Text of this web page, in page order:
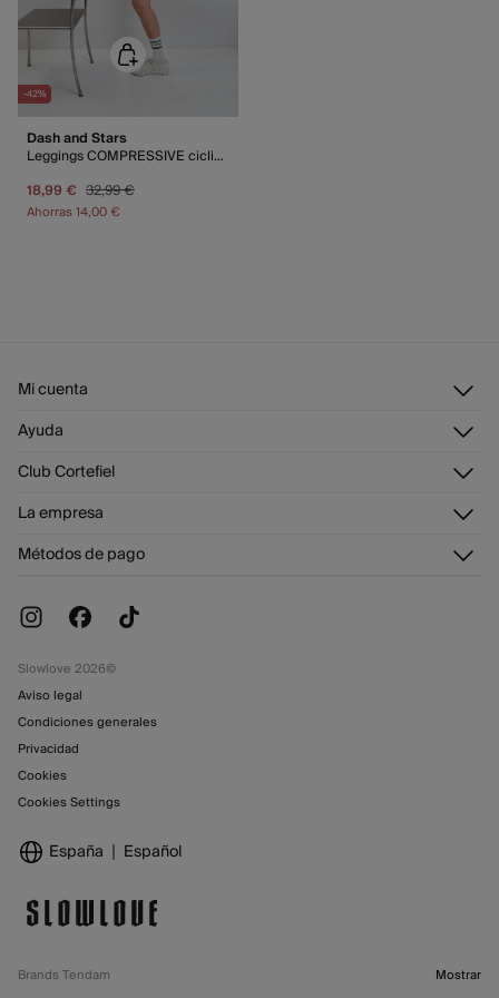
-42%
Dash and Stars
Leggings COMPRESSIVE ciclista verde
18,99 € 32,99 €
Ahorras14,00 €
Mi cuenta
Registrarme
Direcciones de envío
Tarjeta regalo online
Tarjeta abono
Ayuda
Atención al cliente
Preguntas frecuentes
Cambios, devoluciones y desistimiento
Club Cortefiel
La empresa
Trabaja con nosotros
Métodos de pago
Slowlove 2026©
Aviso legal
Condiciones generales
Privacidad
Cookies
Cookies Settings
España Español
Brands Tendam Mostrar